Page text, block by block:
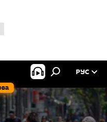
РУС